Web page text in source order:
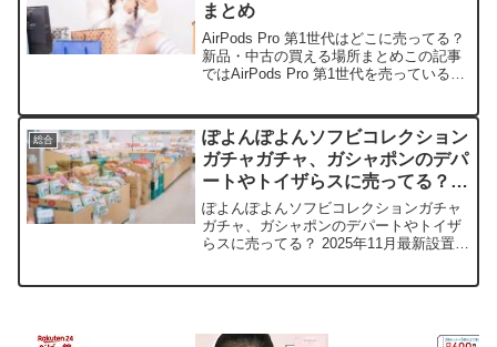
まとめ
AirPods Pro 第1世代はどこに売ってる？
新品・中古の買える場所まとめこの記事
ではAirPods Pro 第1世代を売っている取
格の目安特徴楽天市場新品・未使用...
総合
ぽよんぽよんソフビコレクション
ガチャガチャ、ガシャポンのデパ
ートやトイザらスに売ってる？
2025年11月最新設置場所＆通販
ガイド
ぽよんぽよんソフビコレクションガチャ
ガチャ、ガシャポンのデパートやトイザ
らスに売ってる？ 2025年11月最新設置場